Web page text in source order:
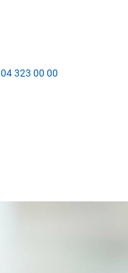
04 323 00 00